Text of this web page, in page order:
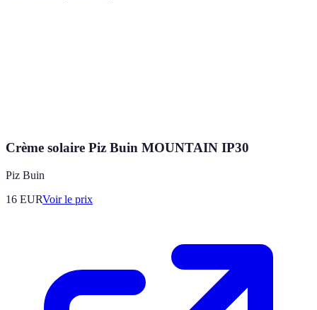
Crème solaire Piz Buin MOUNTAIN IP30
Piz Buin
16 EURVoir le prix